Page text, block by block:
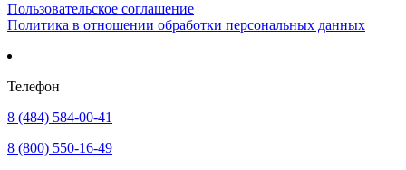
Пользовательское соглашение
Политика в отношении обработки персональных данных
Телефон
8 (484) 584-00-41
8 (800) 550-16-49